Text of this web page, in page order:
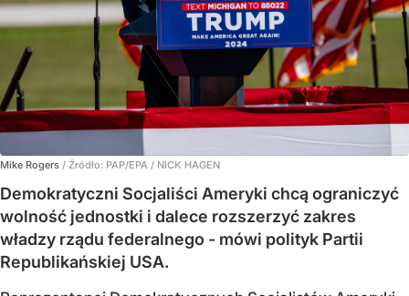
Mike Rogers / Źródło: PAP/EPA / NICK HAGEN
Demokratyczni Socjaliści Ameryki chcą ograniczyć
wolność jednostki i dalece rozszerzyć zakres
władzy rządu federalnego - mówi polityk Partii
Republikańskiej USA.